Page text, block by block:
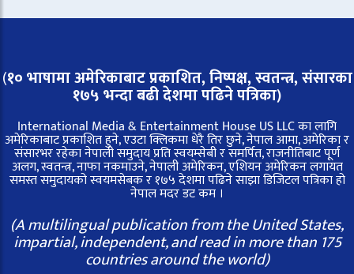
(१० भाषामा अमेरिकाबाट प्रकाशित, निष्पक्ष, स्वतन्त्र,संसारका
१७५ भन्दा बढी देशमा पढिने पत्रिका)
International Media & Entertainment House US LLC का लागि
अमेरिकाबाट प्रकाशित हुने, एउटा क्लिकमा धेरै तिर छुने, नेपाल आमा, अमेरिका र
संसारभर रहेका नेपाली समुदाय प्रति स्वयम्सेबी र समर्पित, राजनीतिबाट पूर्ण
अलग, स्वतन्त्र, नाफा नकमाउने, नेपाली अमेरिकन, एशियन अमेरिकन लगायत
समस्त समुदायको स्वयमसेबक र १७५ देशमा पढिने साझा डिजिटल पत्रिका हो
नेपाल मदर डट कम ।
(A multilingual publication from the United States,
impartial, independent, and read in more than 175
countries around the world)